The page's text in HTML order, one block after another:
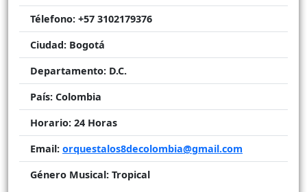
Télefono: +57 3102179376
Ciudad: Bogotá
Departamento: D.C.
País: Colombia
Horario: 24 Horas
Email: orquestalos8decolombia@gmail.com
Género Musical: Tropical